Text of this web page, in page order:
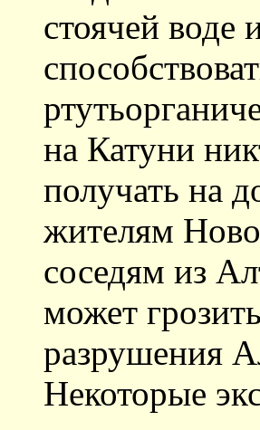
стоячей воде
на Катуни
получать на
жителям
соседям из
может
разрушения
Некоторые